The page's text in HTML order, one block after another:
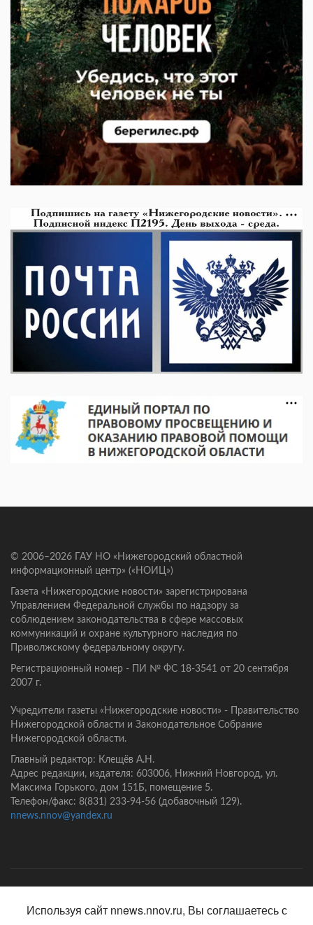
© 2006–2026 ГАУ НО «Нижегородский областной
информационный центр» («НОИЦ»)
Газета «Нижегородские новости» зарегистрирована
Управлением Федеральной службы по надзору за
соблюдением законодательства в сфере массовых
коммуникаций и охране культурного наследия по
Приволжскому федеральному округу.
Регистрационный номер - ПИ № ФС 18-3541 от 20 сентября
2007 г.
Учредители газеты «Нижегородские новости» - Правительство
Нижегородской области и Законодательное Собрание
Нижегородской области.
Главный редактор: Клещёв А.Н.
Адрес редакции, издателя: 603006, Нижний Новгород, ул.
Максима Горького, дом 151Б, помещение 5.
Телефон/факс: 8(831) 233-94-56 (добавочный 129).
nnews.nnov@yandex.ru
Используя сайт nnews.nnov.ru, Вы соглашаетесь с